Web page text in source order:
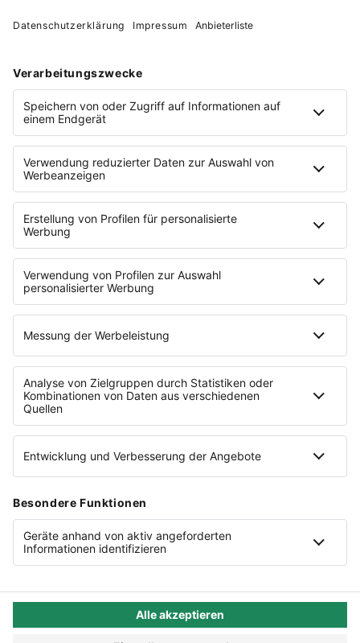
Freelancer
Der 30 Tage-Test endet
Mail-Adresse ausreichend.
Jetzt starten &
sparen
Jetzt 30 Tage
gratis testen
Angebot gilt nur für Lexware Office Neukunden aus
Deutschland.
Vorteils-Rabatt für Nutzer vonShopify
Datenschutz
AGB
Compliance